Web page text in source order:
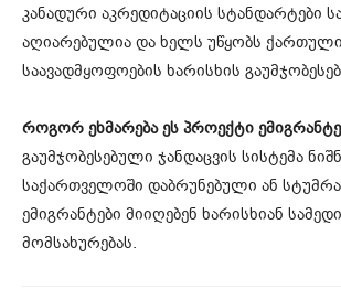
კანადური აკრედიტაციის სტანდარტები
აღიარებულია და ხელს უწყობს ქართული
საავადმყოფოების ხარისხის
როგორ ეხმარება ეს პროექტი
გაუმჯობესებული ჯანდაცვის სისტემა
საქართველოში დაბრუნებული ან
ემიგრანტები მიიღებენ ხარისხიან
მომსახურებას.